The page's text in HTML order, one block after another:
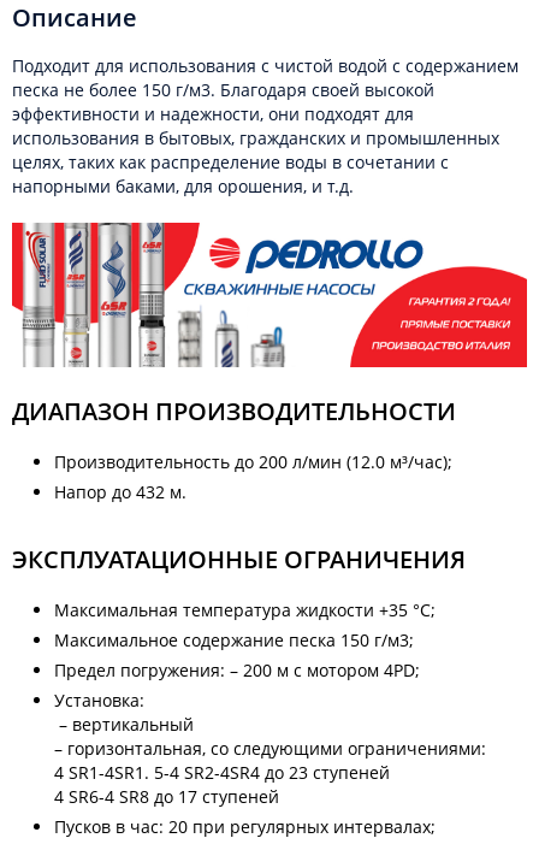
Описание
Подходит для использования с чистой водой с содержанием
песка не более 150 г/м3. Благодаря своей высокой
эффективности и надежности, они подходят для
использования в бытовых, гражданских и промышленных
целях, таких как распределение воды в сочетании с
напорными баками, для орошения, и т.д.
ДИАПАЗОН ПРОИЗВОДИТЕЛЬНОСТИ
Производительность до 200 л/мин (12.0 м³/час);
Напор до 432 м.
ЭКСПЛУАТАЦИОННЫЕ ОГРАНИЧЕНИЯ
Максимальная температура жидкости +35 °C;
Максимальное содержание песка 150 г/м3;
Предел погружения: – 200 м с мотором 4PD;
Установка:
– вертикальный
– горизонтальная, со следующими ограничениями:
4 SR1-4SR1. 5-4 SR2-4SR4 до 23 ступеней
4 SR6-4 SR8 до 17 ступеней
Пусков в час: 20 при регулярных интервалах;